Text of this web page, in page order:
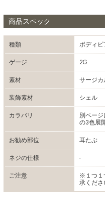
商品スペック
種類
ボディピ
ゲージ
2G
素材
サージ
装飾素材
シェル
カラバリ
別ペー
の3色展
お勧め部位
耳たぶ
ネジの仕様
-
ご注意
※１つ１
承くださ